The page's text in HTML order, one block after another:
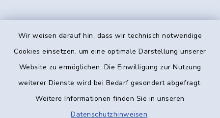
Wir weisen darauf hin, dass wir technisch notwendige
Cookies einsetzen, um eine optimale Darstellung unserer
Website zu ermöglichen. Die Einwilligung zur Nutzung
weiterer Dienste wird bei Bedarf gesondert abgefragt.
Weitere Informationen finden Sie in unseren
Datenschutzhinweisen.
Kontakt
Datenschutz